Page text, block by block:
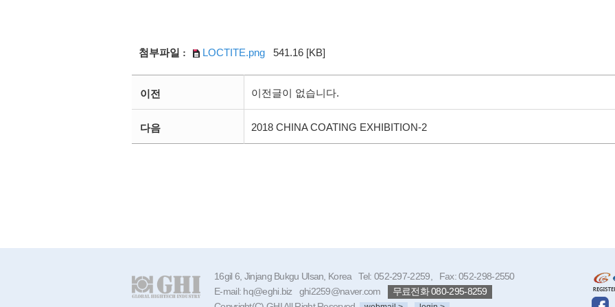
첨부파일 : LOCTITE.png 541.16 [KB]
이전 이전글이 없습니다.
다음 2018 CHINA COATING EXHIBITION-2
16gil 6, Jinjang Bukgu Ulsan, Korea Tel: 052-297-2259, Fax: 052-298-2550
E-mail: hq@eghi.biz ghi2259@naver.com
무료전화 080-295-8259